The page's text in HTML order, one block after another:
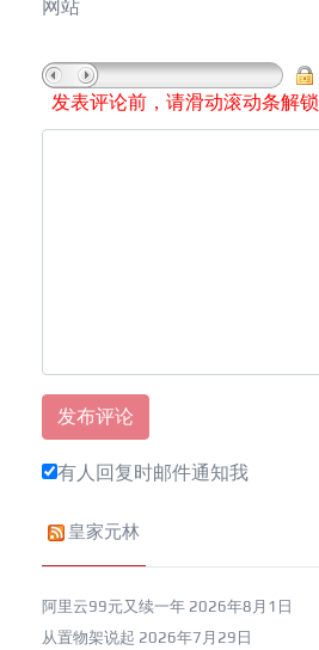
网站
发表评论前，请滑动滚动条解锁
有人回复时邮件通知我
皇家元林
阿里云99元又续一年 2026年8月1日
从置物架说起 2026年7月29日